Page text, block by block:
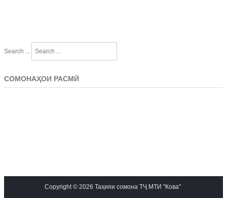
Search ...
СОМОНАҲОИ РАСМӢ
Copyright © 2026 Таҳияи сомона ТҶ МТИ "Кова"